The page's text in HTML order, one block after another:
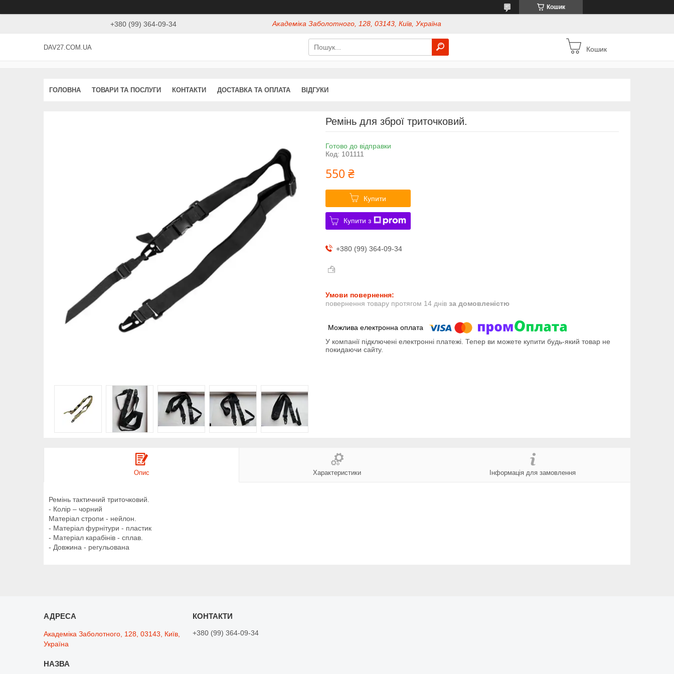
Кошик
+380 (99) 364-09-34 Академіка Заболотного, 128, 03143, Київ, Україна
DAV27.COM.UA Кошик
ГОЛОВНА ТОВАРИ ТА ПОСЛУГИ КОНТАКТИ ДОСТАВКА ТА ОПЛАТА ВІДГУКИ
Ремінь для зброї триточковий.
Готово до відправки
Код: 101111
550 ₴
Купити
Купити з
+380 (99) 364-09-34
повернення товару протягом 14 днів за домовленістю
У компанії підключені електронні платежі. Тепер ви можете купити будь-який товар не
покидаючи сайту.
Опис Характеристики Інформація для замовлення
Ремінь тактичний триточковий.
- Колір – чорний
Матеріал стропи - нейлон.
- Матеріал фурнітури - пластик
- Матеріал карабінів - сплав.
- Довжина - регульована
Академіка Заболотного, 128, 03143, Київ,
Україна
+380 (99) 364-09-34